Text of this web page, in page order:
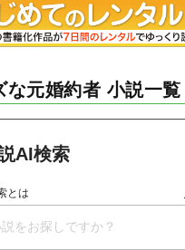
な元婚約者 小説一覧
AI検索
とは